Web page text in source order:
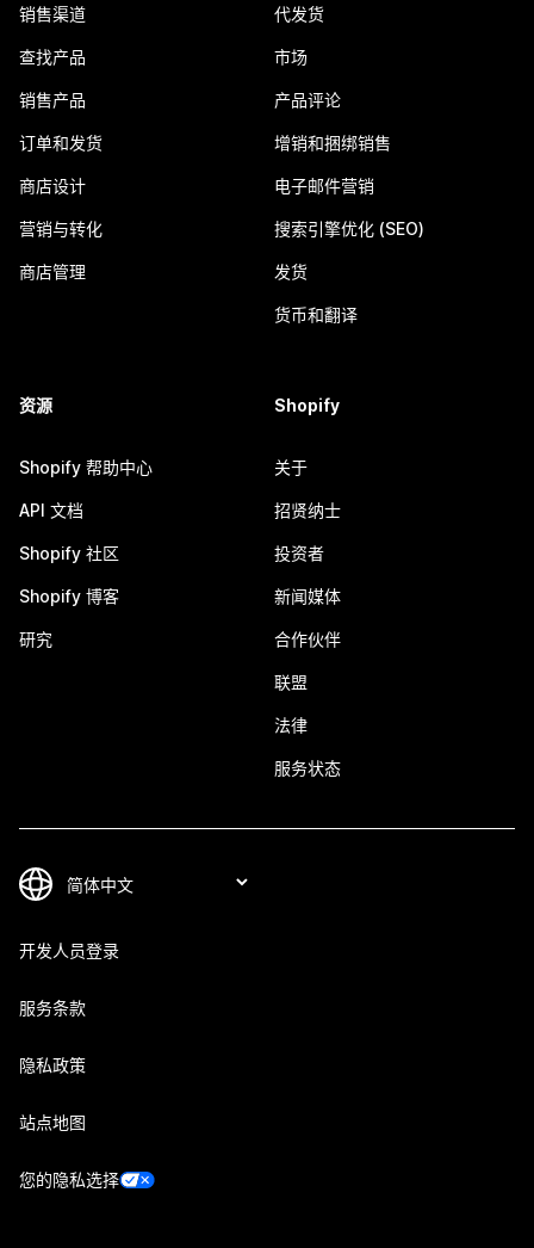
销售渠道
查找产品
销售产品
订单和发货
商店设计
营销与转化
商店管理
代发货
市场
产品评论
增销和捆绑销售
电子邮件营销
搜索引擎优化 (SEO)
发货
货币和翻译
资源
Shopify 帮助中心
API 文档
Shopify 社区
Shopify 博客
研究
Shopify
关于
招贤纳士
投资者
新闻媒体
合作伙伴
联盟
法律
服务状态
开发人员登录
服务条款
隐私政策
站点地图
您的隐私选择